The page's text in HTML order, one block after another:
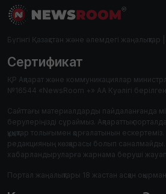
Бүгінгі Қазақстан және әлемдегі
Сертификат
ҚР Ақпарат және коммуникациялар
№16544 «NewsRoom +» АА Куәлігі берілген.
Сайттағы материалдарды пайдаланғанда
берулеріңізді сұраймыз. Ақпараттық
құқықтар толығымен қорғалатынын
редакцияның көзқарасы болып
хабарландыруларға жарнама беруші
Портал жаңалықтары 18 жастан асқан